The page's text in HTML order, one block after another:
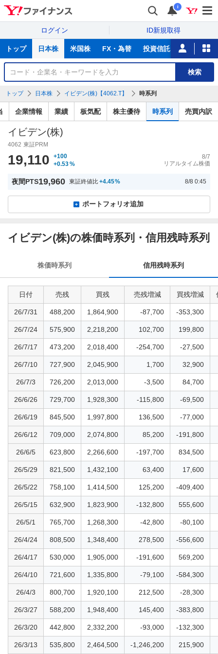
i
ログイン ID新規取得
サ
トップ 日本株 米国株 FX・為替 投資信託 ニュース
銘
検
検索
トップ 日本株 イビデン(株)【4062.T】 時系列
企業情報 業績 板気配 株主優待 時系列 売買内訳
イビデン(株)
4062 東証PRM
19,110
+100
+0.53%
8/7
リアルタイム株価
夜間PTS19,960 東証終値比+4.45% 8/8 0:45
ポートフォリオ追加
イビデン(株)の株価時系列・信用残時系列
信
株価時系列 信用残時系列
日付 売残 買残 売残増減 買残増減
26/7/31 488,200 1,864,900 -87,700 -353,300
26/7/24 575,900 2,218,200 102,700 199,800
26/7/17 473,200 2,018,400 -254,700 -27,500
26/7/10 727,900 2,045,900 1,700 32,900
26/7/3 726,200 2,013,000 -3,500 84,700
26/6/26 729,700 1,928,300 -115,800 -69,500
26/6/19 845,500 1,997,800 136,500 -77,000
26/6/12 709,000 2,074,800 85,200 -191,800
26/6/5 623,800 2,266,600 -197,700 834,500
26/5/29 821,500 1,432,100 63,400 17,600
26/5/22 758,100 1,414,500 125,200 -409,400
26/5/15 632,900 1,823,900 -132,800 555,600
26/5/1 765,700 1,268,300 -42,800 -80,100
26/4/24 808,500 1,348,400 278,500 -556,600
26/4/17 530,000 1,905,000 -191,600 569,200
26/4/10 721,600 1,335,800 -79,100 -584,300
26/4/3 800,700 1,920,100 212,500 -28,300
26/3/27 588,200 1,948,400 145,400 -383,800
26/3/20 442,800 2,332,200 -93,000 -132,300
26/3/13 535,800 2,464,500 -1,246,200 215,900